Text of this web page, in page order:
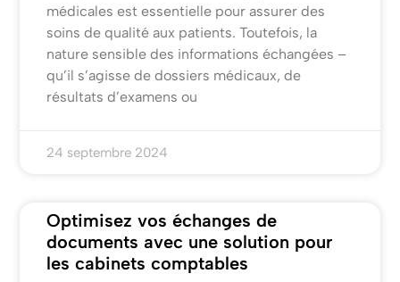
médicales est essentielle pour assurer des
soins de qualité aux patients. Toutefois, la
nature sensible des informations échangées –
qu’il s’agisse de dossiers médicaux, de
résultats d’examens ou
24 septembre 2024
Optimisez vos échanges de
documents avec une solution pour
les cabinets comptables